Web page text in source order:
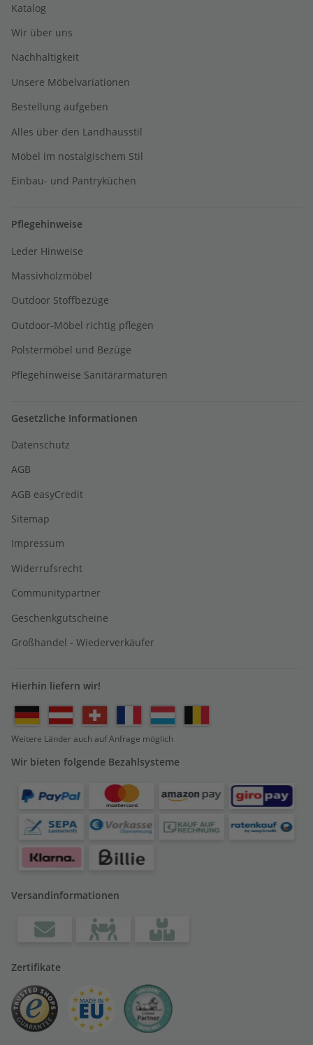
Katalog
Wir über uns
Nachhaltigkeit
Unsere Möbelvariationen
Bestellung aufgeben
Alles über den Landhausstil
Möbel im nostalgischem Stil
Einbau- und Pantryküchen
Pflegehinweise
Leder Hinweise
Massivholzmöbel
Outdoor Stoffbezüge
Outdoor-Möbel richtig pflegen
Polstermöbel und Bezüge
Pflegehinweise Sanitärarmaturen
Gesetzliche Informationen
Datenschutz
AGB
AGB easyCredit
Sitemap
Impressum
Widerrufsrecht
Communitypartner
Geschenkgutscheine
Großhandel - Wiederverkäufer
Hierhin liefern wir!
Weitere Länder auch auf Anfrage möglich
Wir bieten folgende Bezahlsysteme
Versandinformationen
Zertifikate